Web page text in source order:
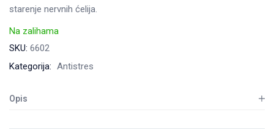
starenje nervnih ćelija.
Na zalihama
SKU: 6602
Kategorija: Antistres
Opis